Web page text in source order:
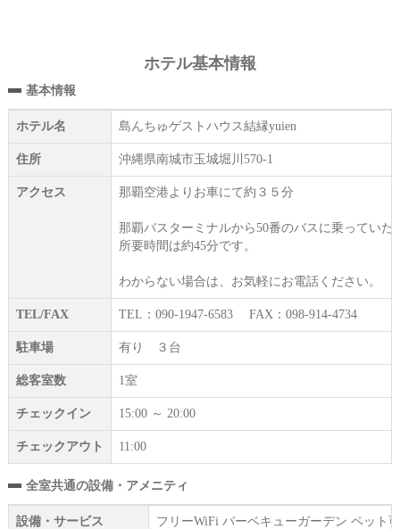
ホテル基本情報
基本情報
ホテル名 島んちゅゲストハウス結縁yuien
住所 沖縄県南城市玉城堀川570-1
アクセス 那覇空港よりお車にて約３５分
那覇バスターミナルから50番のバスに乗ってい
所要時間は約45分です。
わからない場合は、お気軽にお電話ください。
TEL/FAX TEL：090-1947-6583 FAX：098-914-4734
駐車場 有り ３台
総客室数 1室
チェックイン 15:00 ～ 20:00
チェックアウト 11:00
全室共通の設備・アメニティ
設備・サービス フリーWiFi バーベキューガーデン ペット